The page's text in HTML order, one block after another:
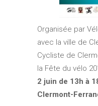
Organisée par
avec la ville de
Cycliste de
la Fête du vélo
2 juin de 13h à
Clermont-